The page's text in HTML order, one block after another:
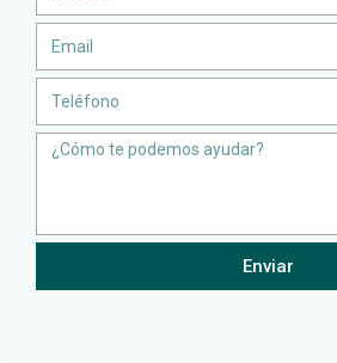
Message
Enviar